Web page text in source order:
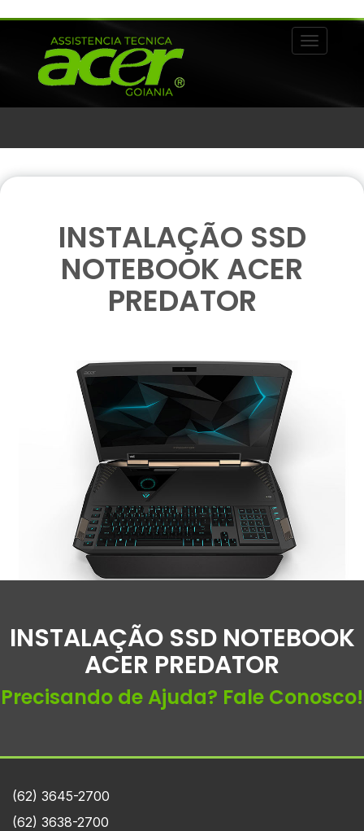
Alternar
INSTALAÇÃO SSD
NOTEBOOK ACER
PREDATOR
INSTALAÇÃO SSD NOTEBOOK
ACER PREDATOR
Precisando de Ajuda? Fale Conosco!
(62) 3645-2700
(62) 3638-2700